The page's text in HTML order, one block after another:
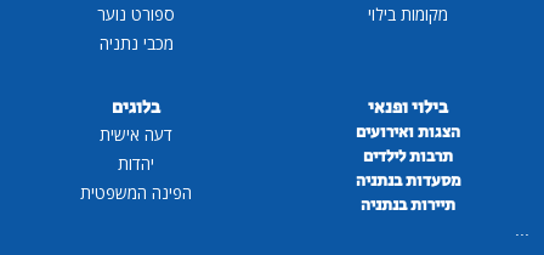
מקומות בילוי
ספורט נוער
מכבי נתניה
בילוי ופנאי
הצגות ואירועים
תרבות לילדים
מסעדות בנתניה
תיירות בנתניה
בלוגים
דעה אישית
יהדות
הפינה המשפטית